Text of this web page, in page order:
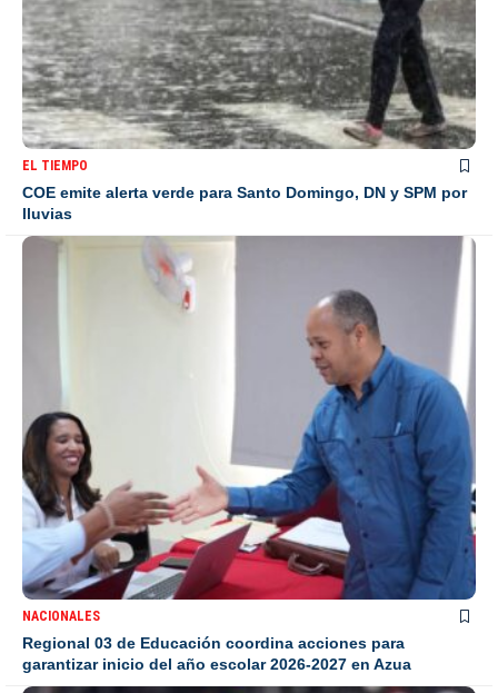
EL TIEMPO
COE emite alerta verde para Santo Domingo, DN y SPM por
lluvias
NACIONALES
Regional 03 de Educación coordina acciones para
garantizar inicio del año escolar 2026-2027 en Azua